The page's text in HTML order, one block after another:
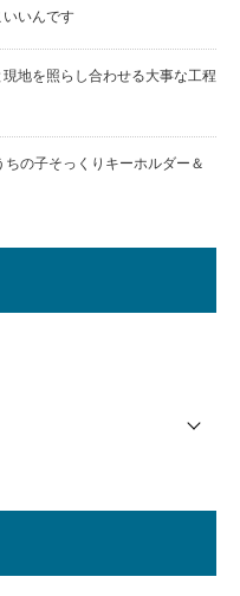
いんです
地を照らし合わせる大事な工程
ちの子そっくりキーホルダー＆